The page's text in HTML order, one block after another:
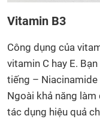
Vitamin B3
Công dụng của
vitamin C hay E.
tiếng –
Ngoài khả năng
tác dụng hiệu quả